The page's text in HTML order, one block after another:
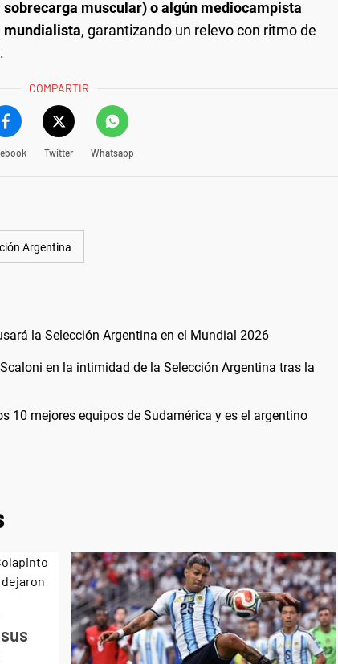
muscular) o algún mediocampista
mundialista, garantizando un relevo con ritmo de
COMPARTIR
Twitter Whatsapp
Argentina
la Selección Argentina en el Mundial 2026
en la intimidad de la Selección Argentina tras la
10 mejores equipos de Sudamérica y es el argentino